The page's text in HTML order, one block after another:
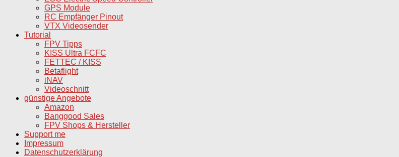
GPS Module
RC Empfänger Pinout
VTX Videosender
Tutorial
FPV Tipps
KISS Ultra FCFC
FETTEC / KISS
Betaflight
iNAV
Videoschnitt
günstige Angebote
Amazon
Banggood Sales
FPV Shops & Hersteller
Support me
Impressum
Datenschutzerklärung